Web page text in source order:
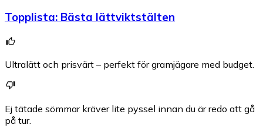
Topplista: Bästa lättviktstälten
Ultralätt och prisvärt – perfekt för gramjägare med budget.
Ej tätade sömmar kräver lite pyssel innan du är redo att gå
på tur.